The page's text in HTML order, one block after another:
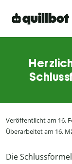
Veröffentlicht am 16.
Überarbeitet am 16.
Die